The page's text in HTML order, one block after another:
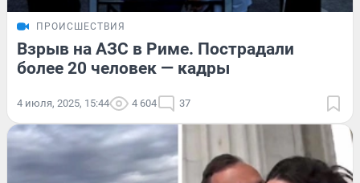
ПРОИСШЕСТВИЯ
Взрыв на АЗС в Риме. Пострадали
более 20 человек — кадры
4 июля, 2025, 15:44 4 604 37